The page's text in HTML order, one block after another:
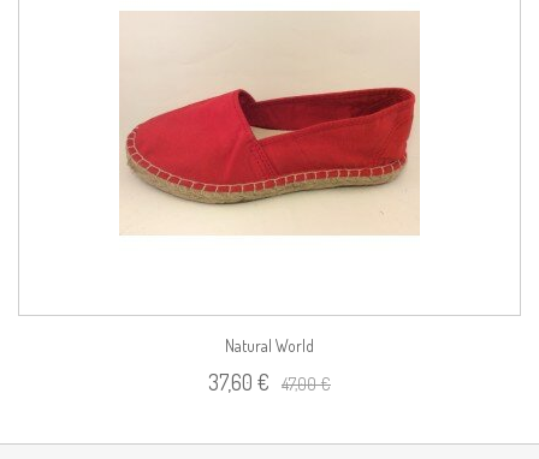
Natural World
37,60 € 47,00 €